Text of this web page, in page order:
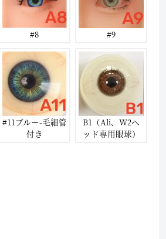
#8 #9
#11ブルー-毛細管
付き
B1（Ali、W2ヘ
ッド専用眼球）